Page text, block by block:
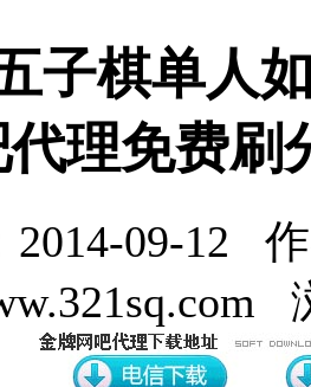
子棋单人
理免费刷
2014-09-12